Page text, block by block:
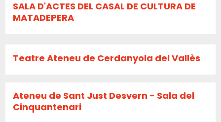
SALA D'ACTES DEL CASAL DE CULTURA DE
MATADEPERA
Teatre Ateneu de Cerdanyola del Vallès
Ateneu de Sant Just Desvern - Sala del
Cinquantenari